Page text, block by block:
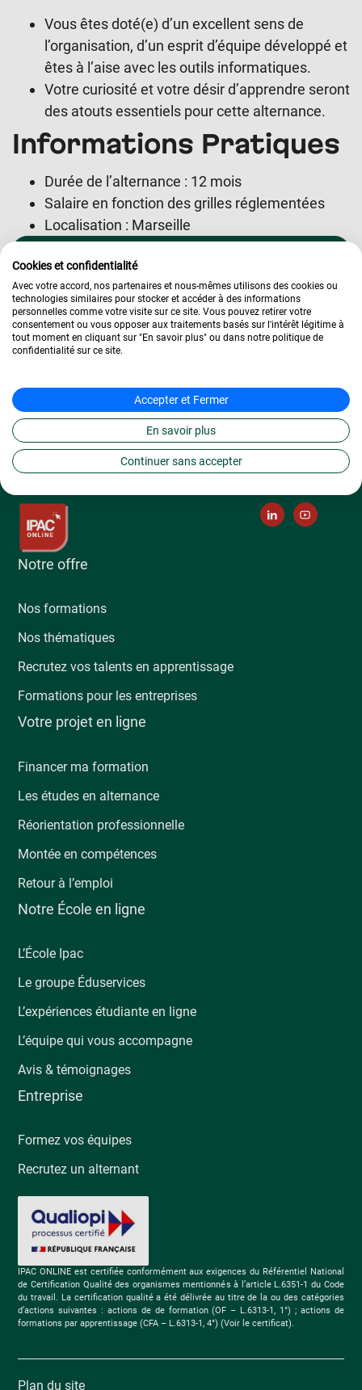
Vous êtes doté(e) d’un excellent sens de
l’organisation, d’un esprit d’équipe développé et
êtes à l’aise avec les outils informatiques.
Votre curiosité et votre désir d’apprendre seront
des atouts essentiels pour cette alternance.
Informations Pratiques
Durée de l’alternance : 12 mois
Salaire en fonction des grilles réglementées
Localisation : Marseille
Informations sur le post
Domaine :Bachelor Ressources Humaines
Localisation :Marseille
Postuler à cette offre
Notre offre
Nos formations
Nos thématiques
Recrutez vos talents en apprentissage
Formations pour les entreprises
Votre projet en ligne
Financer ma formation
Les études en alternance
Réorientation professionnelle
Montée en compétences
Retour à l’emploi
Notre École en ligne
L’École Ipac
Le groupe Éduservices
L’expériences étudiante en ligne
L’équipe qui vous accompagne
Avis & témoignages
Entreprise
Formez vos équipes
Recrutez un alternant
IPAC ONLINE est certifiée conformément aux exigences du Référentiel National
de Certification Qualité des organismes mentionnés à l’article L.6351-1 du Code
du travail. La certification qualité a été délivrée au titre de la ou des catégories
d’actions suivantes : actions de de formation (OF – L.6313-1, 1°) ; actions de
formations par apprentissage (CFA – L.6313-1, 4°) (Voir le certificat).
Plan du site
Cookies et confidentialité
Avec votre accord, nos partenaires et nous-mêmes utilisons des cookies ou
technologies similaires pour stocker et accéder à des informations
personnelles comme votre visite sur ce site. Vous pouvez retirer votre
consentement ou vous opposer aux traitements basés sur l'intérêt légitime à
tout moment en cliquant sur "En savoir plus" ou dans notre politique de
confidentialité sur ce site.
Accepter et Fermer
En savoir plus
Continuer sans accepter